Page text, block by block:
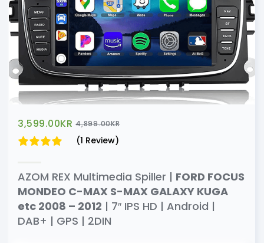
3,599.00KR 4,899.00KR
(1 Review)
AZOM REX Multimedia Spiller | FORD FOCUS
MONDEO C-MAX S-MAX GALAXY KUGA
etc 2008 – 2012 | 7″ IPS HD | Android |
DAB+ | GPS | 2DIN